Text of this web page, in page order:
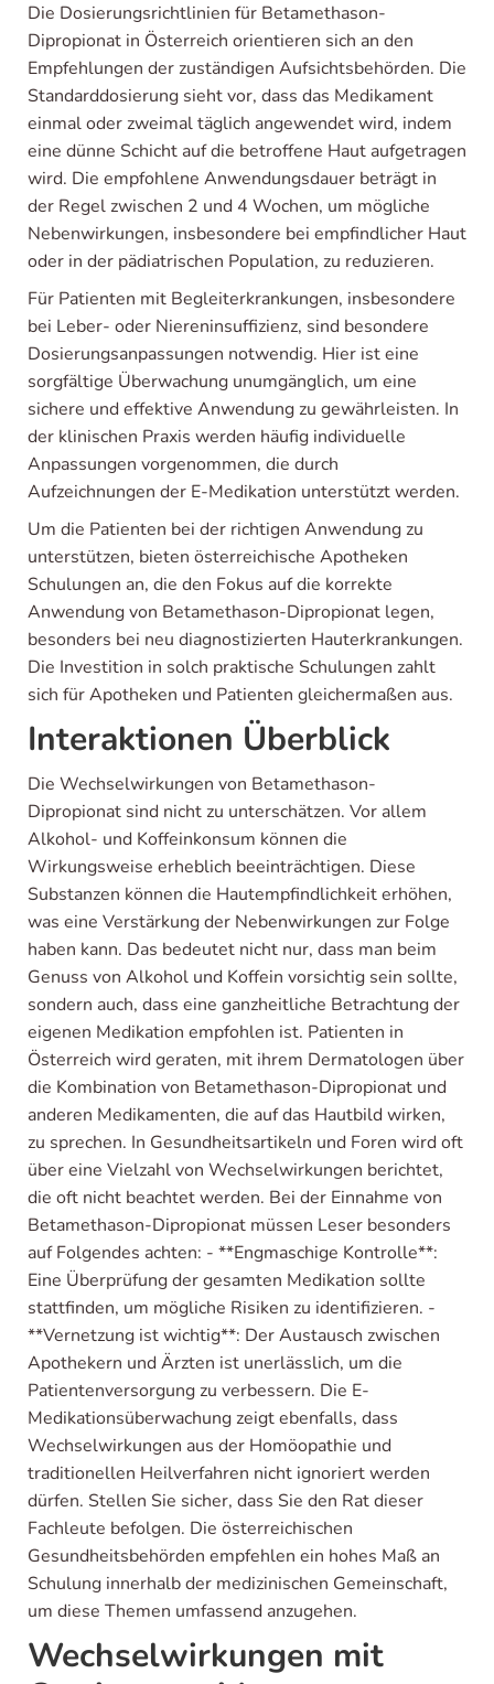
Die Dosierungsrichtlinien für Betamethason-
Dipropionat in Österreich orientieren sich an den
Empfehlungen der zuständigen Aufsichtsbehörden. Die
Standarddosierung sieht vor, dass das Medikament
einmal oder zweimal täglich angewendet wird, indem
eine dünne Schicht auf die betroffene Haut aufgetragen
wird. Die empfohlene Anwendungsdauer beträgt in
der Regel zwischen 2 und 4 Wochen, um mögliche
Nebenwirkungen, insbesondere bei empfindlicher Haut
oder in der pädiatrischen Population, zu reduzieren.
Für Patienten mit Begleiterkrankungen, insbesondere
bei Leber- oder Niereninsuffizienz, sind besondere
Dosierungsanpassungen notwendig. Hier ist eine
sorgfältige Überwachung unumgänglich, um eine
sichere und effektive Anwendung zu gewährleisten. In
der klinischen Praxis werden häufig individuelle
Anpassungen vorgenommen, die durch
Aufzeichnungen der E-Medikation unterstützt werden.
Um die Patienten bei der richtigen Anwendung zu
unterstützen, bieten österreichische Apotheken
Schulungen an, die den Fokus auf die korrekte
Anwendung von Betamethason-Dipropionat legen,
besonders bei neu diagnostizierten Hauterkrankungen.
Die Investition in solch praktische Schulungen zahlt
sich für Apotheken und Patienten gleichermaßen aus.
Interaktionen Überblick
Die Wechselwirkungen von Betamethason-
Dipropionat sind nicht zu unterschätzen. Vor allem
Alkohol- und Koffeinkonsum können die
Wirkungsweise erheblich beeinträchtigen. Diese
Substanzen können die Hautempfindlichkeit erhöhen,
was eine Verstärkung der Nebenwirkungen zur Folge
haben kann. Das bedeutet nicht nur, dass man beim
Genuss von Alkohol und Koffein vorsichtig sein sollte,
sondern auch, dass eine ganzheitliche Betrachtung der
eigenen Medikation empfohlen ist. Patienten in
Österreich wird geraten, mit ihrem Dermatologen über
die Kombination von Betamethason-Dipropionat und
anderen Medikamenten, die auf das Hautbild wirken,
zu sprechen. In Gesundheitsartikeln und Foren wird oft
über eine Vielzahl von Wechselwirkungen berichtet,
die oft nicht beachtet werden. Bei der Einnahme von
Betamethason-Dipropionat müssen Leser besonders
auf Folgendes achten: - **Engmaschige Kontrolle**:
Eine Überprüfung der gesamten Medikation sollte
stattfinden, um mögliche Risiken zu identifizieren. -
**Vernetzung ist wichtig**: Der Austausch zwischen
Apothekern und Ärzten ist unerlässlich, um die
Patientenversorgung zu verbessern. Die E-
Medikationsüberwachung zeigt ebenfalls, dass
Wechselwirkungen aus der Homöopathie und
traditionellen Heilverfahren nicht ignoriert werden
dürfen. Stellen Sie sicher, dass Sie den Rat dieser
Fachleute befolgen. Die österreichischen
Gesundheitsbehörden empfehlen ein hohes Maß an
Schulung innerhalb der medizinischen Gemeinschaft,
um diese Themen umfassend anzugehen.
Wechselwirkungen mit